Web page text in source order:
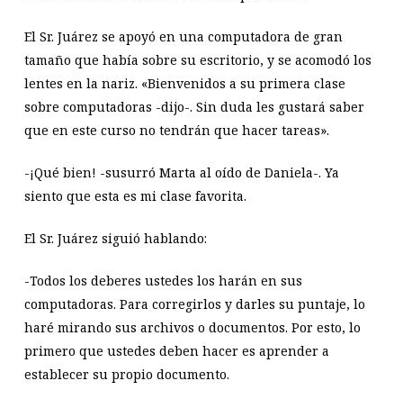
El Sr. Juárez se apoyó en una computadora de gran
tamaño que había sobre su escritorio, y se acomodó los
lentes en la nariz. «Bienvenidos a su primera clase
sobre computadoras -dijo-. Sin duda les gustará saber
que en este curso no tendrán que hacer tareas».
-¡Qué bien! -susurró Marta al oído de Daniela-. Ya
siento que esta es mi clase favorita.
El Sr. Juárez siguió hablando:
-Todos los deberes ustedes los harán en sus
computadoras. Para corregirlos y darles su puntaje, lo
haré mirando sus archivos o documentos. Por esto, lo
primero que ustedes deben hacer es aprender a
establecer su propio documento.